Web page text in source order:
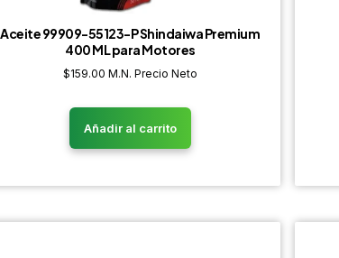
Aceite 99909-55123-P Shindaiwa Premium
400 ML para Motores
$159.00 M.N. Precio Neto
Añadir al carrito